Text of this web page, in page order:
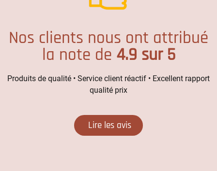
Nos clients nous ont attribué
la note de 4.9 sur 5
Produits de qualité • Service client réactif • Excellent rapport
qualité prix
Lire les avis